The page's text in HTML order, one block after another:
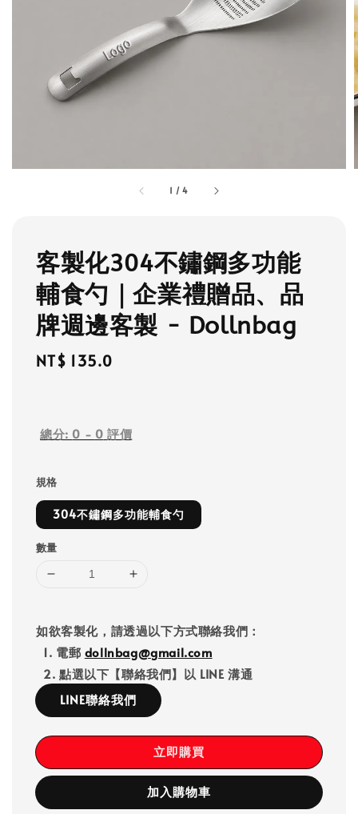
1 /4
客製化304不鏽鋼多功能
輔食勺｜企業禮贈品、品
牌週邊客製 - Dollnbag
Regular
NT$ 135.0
總分: 0 - 0 評價
規格
304不鏽鋼多功能輔食勺
數量
如欲客製化，請透過以下方式聯絡我們：
1. 電郵 dollnbag@gmail.com
2. 點選以下【聯絡我們】以 LINE 溝通
LINE聯絡我們
立即購買
加入購物車